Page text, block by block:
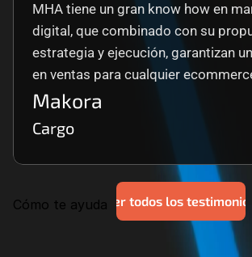
Ver todos los testimonios
MHA tiene un gran know how en
digital, que combinado con su
estrategia y ejecución, garantizan
en ventas para cualquier
Makora
Cargo
Cómo te ayuda